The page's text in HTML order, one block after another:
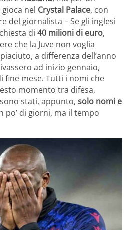
nel Crystal Palace, con
del giornalista – Se gli inglesi
di 40 milioni di euro,
che la Juve non voglia
a differenza dell’anno
ad inizio gennaio,
fine mese. Tutti i nomi che
momento tra difesa,
stati, appunto, solo nomi e
po’ di giorni, ma il tempo